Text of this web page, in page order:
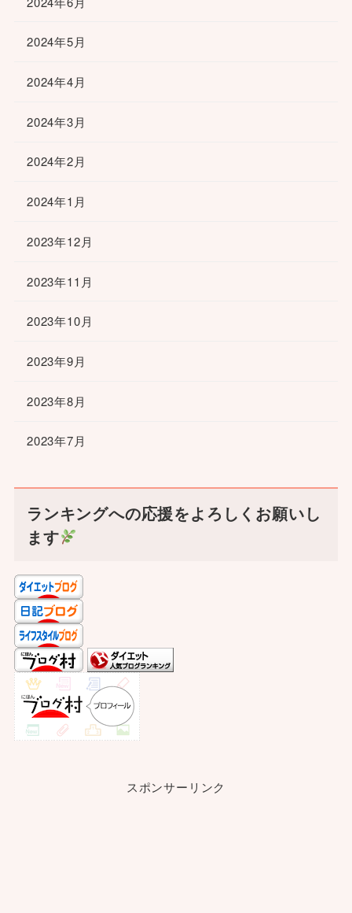
2024年5月
2024年4月
2024年3月
2024年2月
2024年1月
2023年12月
2023年11月
2023年10月
2023年9月
2023年8月
2023年7月
ランキングへの応援をよろしくお願いし
ます
スポンサーリンク